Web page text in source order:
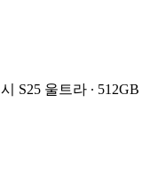
S25 울트라 ∙ 512GB